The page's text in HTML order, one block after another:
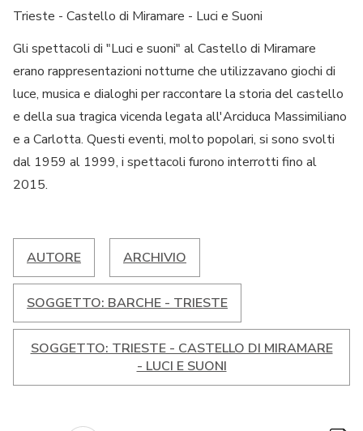
Trieste - Castello di Miramare - Luci e Suoni
Gli spettacoli di "Luci e suoni" al Castello di Miramare
erano rappresentazioni notturne che utilizzavano giochi di
luce, musica e dialoghi per raccontare la storia del castello
e della sua tragica vicenda legata all'Arciduca Massimiliano
e a Carlotta. Questi eventi, molto popolari, si sono svolti
dal 1959 al 1999, i spettacoli furono interrotti fino al
2015.
AUTORE ARCHIVIO
SOGGETTO: BARCHE - TRIESTE
SOGGETTO: TRIESTE - CASTELLO DI MIRAMARE
- LUCI E SUONI